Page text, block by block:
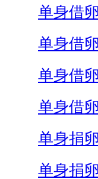
单身借
单身借
单身借
单身借
单身捐
单身捐